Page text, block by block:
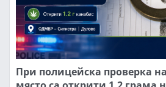
При полицейска проверка